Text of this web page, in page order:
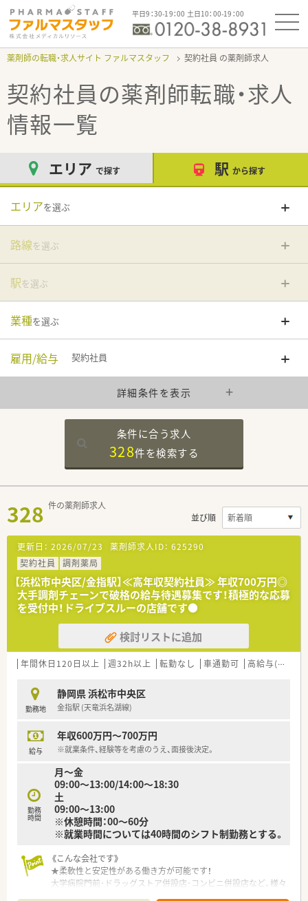
平日9：30-19：00 土日10：00-19：00
薬剤師の転職・求人サイト ファルマスタッフ 契約社員
契約社員の薬剤師転職・求人
情報一覧
エリア で探す 駅 から探す
エリアを選ぶ
路線を選ぶ
駅を選ぶ
業種を選ぶ
雇用/給与 契約社員
詳細条件を表示
条件に合う求人
328件を検索する
328 件の薬剤師求人
並び順
更新日： 2026/07/23 薬剤師求人ID： 625290
契約社員
調剤薬局
【浜松市中央区/金指駅】≪高年収契約社員≫ 年収700万円◎
大手調剤チェーンで破格の給与待遇募集です！積極的な応募
を受付中！ドライブスルーの店舗です●
検討リストに追加
年間休日120日以上 週32h以上 転勤なし 車通勤可 高給与(600万円以上)
勤務地
静岡県 浜松市中央区
金指駅 (天竜浜名湖線)
給与
年収600万円～700万円
※就業条件、経験等を考慮のうえ、面接後決定。
勤務
時間
月～金
09:00～13:00/14:00～18:30
土
09:00～13:00
※休憩時間：00～60分
※就業時間については40時間のシフト制勤務とする。
《こんな会社です》
★柔軟性と安定性がある働き方が可能です！
大学病院門前･ドラッグストア併設店･コンビニ併設店など、様々